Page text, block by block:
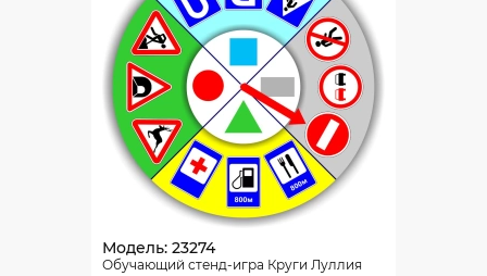
Модель: 23274
Обучающий стенд-игра Круги Луллия